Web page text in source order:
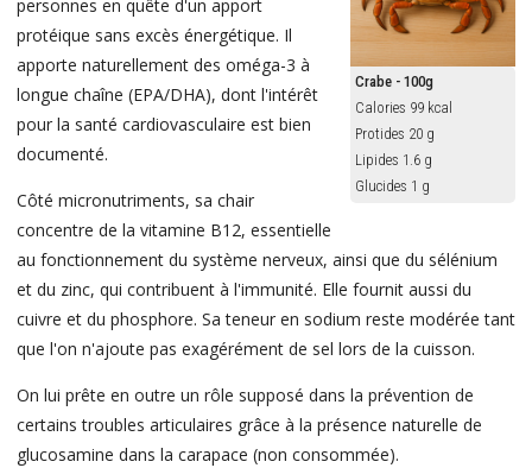
Crabe - 100g
Calories 99 kcal
Protides 20 g
Lipides 1.6 g
Glucides 1 g
personnes en quête d'un apport
protéique sans excès énergétique. Il
apporte naturellement des oméga-3 à
longue chaîne (EPA/DHA), dont l'intérêt
pour la santé cardiovasculaire est bien
documenté.
Côté micronutriments, sa chair
concentre de la vitamine B12, essentielle
au fonctionnement du système nerveux, ainsi que du sélénium
et du zinc, qui contribuent à l'immunité. Elle fournit aussi du
cuivre et du phosphore. Sa teneur en sodium reste modérée tant
que l'on n'ajoute pas exagérément de sel lors de la cuisson.
On lui prête en outre un rôle supposé dans la prévention de
certains troubles articulaires grâce à la présence naturelle de
glucosamine dans la carapace (non consommée).